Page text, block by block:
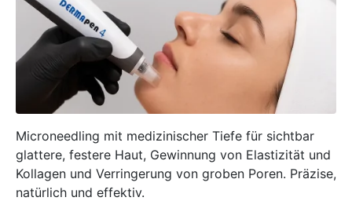
Microneedling mit medizinischer Tiefe für sichtbar
glattere, festere Haut, Gewinnung von Elastizität und
Kollagen und Verringerung von groben Poren. Präzise,
natürlich und effektiv.